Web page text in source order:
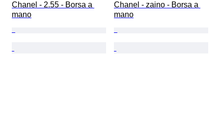
Chanel - 2.55 - Borsa a
mano
Chanel - zaino - Borsa a
mano